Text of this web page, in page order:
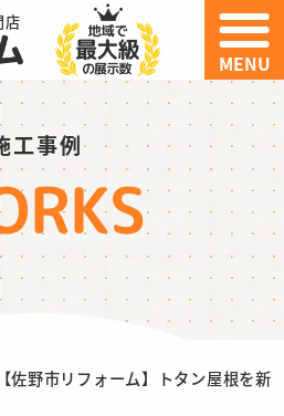
店
MENU
工事例
【佐野市リフォーム】トタン屋根を